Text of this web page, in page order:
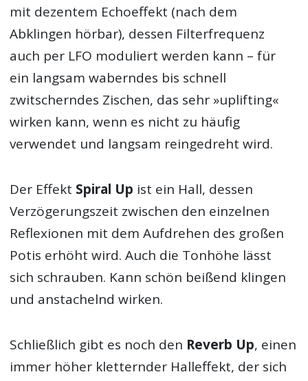
mit dezentem Echoeffekt (nach dem
Abklingen hörbar), dessen Filterfrequenz
auch per LFO moduliert werden kann – für
ein langsam waberndes bis schnell
zwitscherndes Zischen, das sehr »uplifting«
wirken kann, wenn es nicht zu häufig
verwendet und langsam reingedreht wird.
Der Effekt Spiral Up ist ein Hall, dessen
Verzögerungszeit zwischen den einzelnen
Reflexionen mit dem Aufdrehen des großen
Potis erhöht wird. Auch die Tonhöhe lässt
sich schrauben. Kann schön beißend klingen
und anstachelnd wirken.
Schließlich gibt es noch den Reverb Up, einen
immer höher kletternder Halleffekt, der sich